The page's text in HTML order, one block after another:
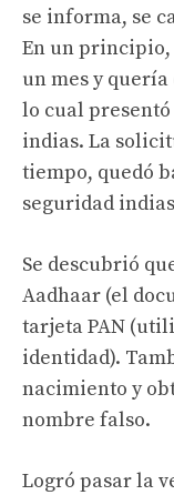
se informa, se
En un principio,
un mes y
lo cual
indias. La
tiempo, quedó
seguridad
Se descubrió
Aadhaar (el
tarjeta PAN
identidad).
nacimiento y
nombre falso.
Logró pasar la